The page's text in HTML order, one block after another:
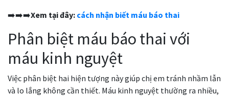
➡️➡️➡️Xem tại đây: cách nhận biết máu báo thai
Phân biệt máu báo thai với
máu kinh nguyệt
Việc phân biệt hai hiện tượng này giúp chị em tránh nhầm lẫn
và lo lắng không cần thiết. Máu kinh nguyệt thường ra nhiều,